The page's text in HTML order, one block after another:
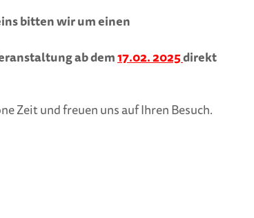
bitten wir um einen
ab dem17.02. 2025direkt
Zeit und freuen uns auf Ihren Besuch.